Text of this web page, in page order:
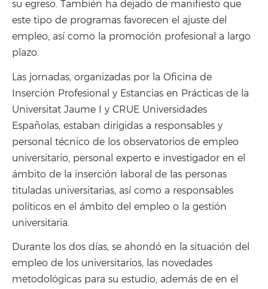
su egreso. También ha dejado de manifiesto que
este tipo de programas favorecen el ajuste del
empleo, así como la promoción profesional a largo
plazo.
Las jornadas, organizadas por la Oficina de
Inserción Profesional y Estancias en Prácticas de la
Universitat Jaume I y CRUE Universidades
Españolas, estaban dirigidas a responsables y
personal técnico de los observatorios de empleo
universitario, personal experto e investigador en el
ámbito de la inserción laboral de las personas
tituladas universitarias, así como a responsables
políticos en el ámbito del empleo o la gestión
universitaria.
Durante los dos días, se ahondó en la situación del
empleo de los universitarios, las novedades
metodológicas para su estudio, además de en el